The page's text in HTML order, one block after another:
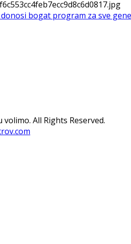
bogat program za sve
All Rights Reserved.